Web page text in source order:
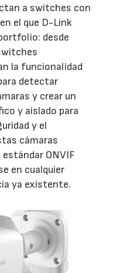
a switches con
el que D-Link
desde
la funcionalidad
detectar
y crear un
y aislado para
y el
cámaras
ONVIF
en cualquier
ya existente.